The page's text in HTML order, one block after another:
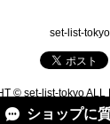
set-list-tokyo
© set-list-tokyo ALL
ショップに